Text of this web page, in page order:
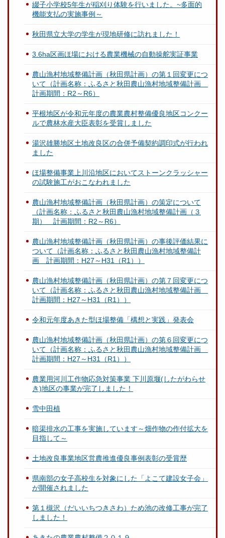
綴子小学校5年生が稲刈り体験を行いました。~多面的
機能支払の実施事例～
秋田県立大学の学生が現地研修に訪れました！
3.6ha区画ほ場における農業機械の自動操舵実証事業
農山漁村地域整備計画（秋田県計画）の第１回変更につ
いて（計画名称：ふるさと秋田農山漁村地域整備計画
計画期間：R2～R6）
平根地区が令和元年度の農業農村整備優良地区コンクー
ルで農林水産大臣表彰を受賞しました
湯沢雄勝地区土地改良区の合併予備契約調印式が行われ
ました
ほ場整備事業上川沿地区においてストーンクラッシャー
の試験施工がおこなわれました
農山漁村地域整備計画（秋田県計画）の策定について
（計画名称：ふるさと秋田農山漁村地域整備計画（３
期） 計画期間：R2～R6）
農山漁村地域整備計画（秋田県計画）の事後評価結果に
ついて（計画名称：ふるさと秋田農山漁村地域整備計
画 計画期間：H27～H31（R1））
農山漁村地域整備計画（秋田県計画）の第７回変更につ
いて（計画名称：ふるさと秋田農山漁村地域整備計画
計画期間：H27～H31（R1））
令和元年度あきた型ほ場整備「構想と実践」発表会
農山漁村地域整備計画（秋田県計画）の第６回変更につ
いて（計画名称：ふるさと秋田農山漁村地域整備計画
計画期間：H27～H31（R1））
農業用河川工作物応急対策事業 下川原堰(したがわらせ
き)地区の事業が完了しました！
雪中田植
暗渠排水の工事を実施しています～畑作物の作付拡大を
目指して～
土地改良事業地区営農推進優良事例表彰の受賞歴
県南部の女子高校生を対象にした「よこて建設女子会」
が開催されました
第１槻沢（だいいちつきさわ）ため池の改修工事が完了
しました！